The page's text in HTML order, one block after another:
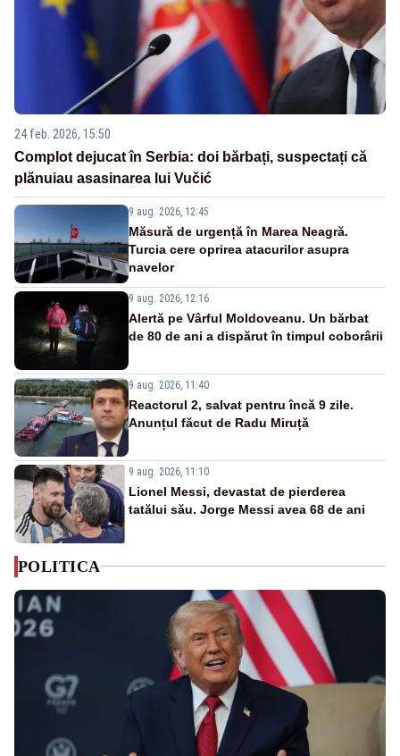
24 feb. 2026, 15:50
Complot dejucat în Serbia: doi bărbați, suspectați că
plănuiau asasinarea lui Vučić
9 aug. 2026, 12:45
Măsură de urgență în Marea Neagră.
Turcia cere oprirea atacurilor asupra
navelor
9 aug. 2026, 12:16
Alertă pe Vârful Moldoveanu. Un bărbat
de 80 de ani a dispărut în timpul coborârii
9 aug. 2026, 11:40
Reactorul 2, salvat pentru încă 9 zile.
Anunțul făcut de Radu Miruță
9 aug. 2026, 11:10
Lionel Messi, devastat de pierderea
tatălui său. Jorge Messi avea 68 de ani
POLITICA